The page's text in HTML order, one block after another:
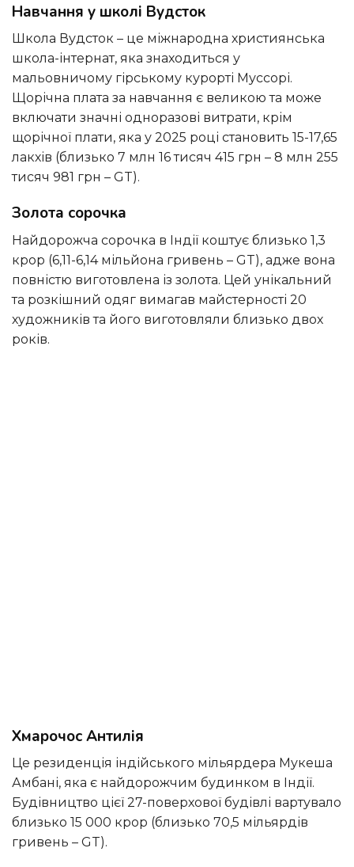
Навчання у школі Вудсток
Школа Вудсток – це міжнародна християнська
школа-інтернат, яка знаходиться у
мальовничому гірському курорті Муссорі.
Щорічна плата за навчання є великою та може
включати значні одноразові витрати, крім
щорічної плати, яка у 2025 році становить 15-17,65
лакхів (близько 7 млн 16 тисяч 415 грн – 8 млн 255
тисяч 981 грн – GT).
Золота сорочка
Найдорожча сорочка в Індії коштує близько 1,3
крор (6,11-6,14 мільйона гривень – GT), адже вона
повністю виготовлена із золота. Цей унікальний
та розкішний одяг вимагав майстерності 20
художників та його виготовляли близько двох
років.
Хмарочос Антилія
Це резиденція індійського мільярдера Мукеша
Амбані, яка є найдорожчим будинком в Індії.
Будівництво цієї 27-поверхової будівлі вартувало
близько 15 000 крор (близько 70,5 мільярдів
гривень – GT).